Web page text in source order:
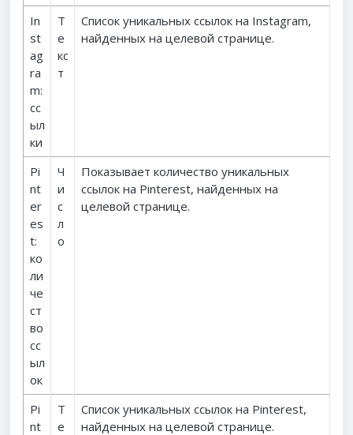
In
st
ag
ra
m:
сс
ыл
ки
Т
е
кс
т
Список уникальных ссылок на Instagram,
найденных на целевой странице.
Pi
nt
er
es
t:
ко
ли
че
ст
во
сс
ыл
ок
Ч
и
с
л
о
Показывает количество уникальных
ссылок на Pinterest, найденных на
целевой странице.
Pi
nt
Т
е
Список уникальных ссылок на Pinterest,
найденных на целевой странице.